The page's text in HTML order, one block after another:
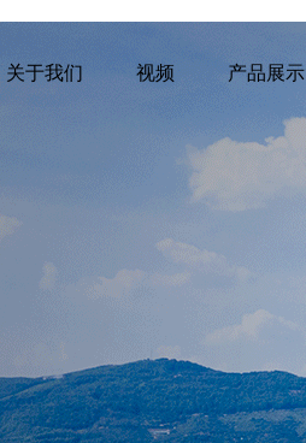
关于我们 视频 产品展示